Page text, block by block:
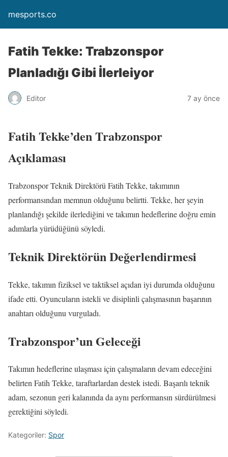
mesports.co
Fatih Tekke: Trabzonspor
Planladığı Gibi İlerleiyor
Editor 7 ay önce
Fatih Tekke’den Trabzonspor
Açıklaması
Trabzonspor Teknik Direktörü Fatih Tekke, takımının
performansından memnun olduğunu belirtti. Tekke, her şeyin
planlandığı şekilde ilerlediğini ve takımın hedeflerine doğru emin
adımlarla yürüdüğünü söyledi.
Teknik Direktörün Değerlendirmesi
Tekke, takımın fiziksel ve taktiksel açıdan iyi durumda olduğunu
ifade etti. Oyuncuların istekli ve disiplinli çalışmasının başarının
anahtarı olduğunu vurguladı.
Trabzonspor’un Geleceği
Takımın hedeflerine ulaşması için çalışmaların devam edeceğini
belirten Fatih Tekke, taraftarlardan destek istedi. Başarılı teknik
adam, sezonun geri kalanında da aynı performansın sürdürülmesi
gerektiğini söyledi.
Kategoriler: Spor